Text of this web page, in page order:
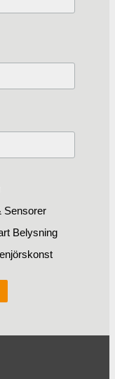
Sensorer
Belysning